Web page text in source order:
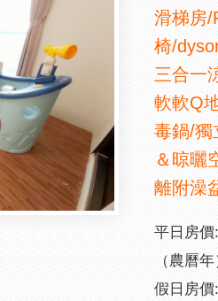
滑梯房/
椅/
三合一
軟軟Q
毒鍋/獨
＆晾曬
離附澡
平日房價
（農曆
假日房價